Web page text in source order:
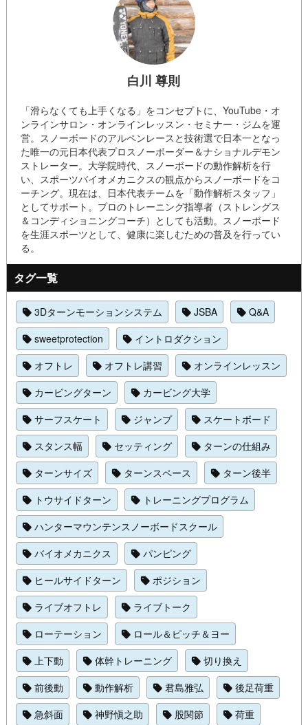
白川 尊則
「滑らなくても上手くなる」をコンセプトに、YouTube・オ
ンラインサロン・オンラインレッスン・セミナー・ジムを運
営。スノーボードのアルペンレースと技術選で日本一となっ
た唯一の元日本代表プロスノーボーダー＆ナショナルデモン
ストレーター。大学院時代、スノーボードの動作解析を行
い、スポーツバイオメカニクスの観点からスノーボードをコ
ーチング。現在は、日本代表チームを「動作解析スタッフ」
としてサポート。プロのトレーニング指導者（ストレングス
＆コンディショニングコーチ）としても活動。スノーボード
を生涯スポーツとして、健康に楽しむための普及を行ってい
る。
タグ一覧
3Dターンモーションシステム JSBA
Q&A
sweetprotection
イントロダクション
オフトレ
オフトレ講習
オンラインレッスン
カービングターン
カービング大学
サーフスケート
ジャンプ
スケートボード
スタンス幅
セッティング
ターンの仕組み
ターンサイズ
ターンスペース
ターン後半
トウサイドターン
トレーニングプログラム
ハンターマウンテンスノーボードスクール
バイオメカニクス
パンピング
ヒールサイドターン
ポジション
ライブオフトレ
ライブトーク
ローテーション
ロール＆ピッチ＆ヨー
上下動
体幹トレーニング
切り換え
前後動
動作解析 君島雅弘
後足荷重
急斜面
神野愼之助 股関節
荷重